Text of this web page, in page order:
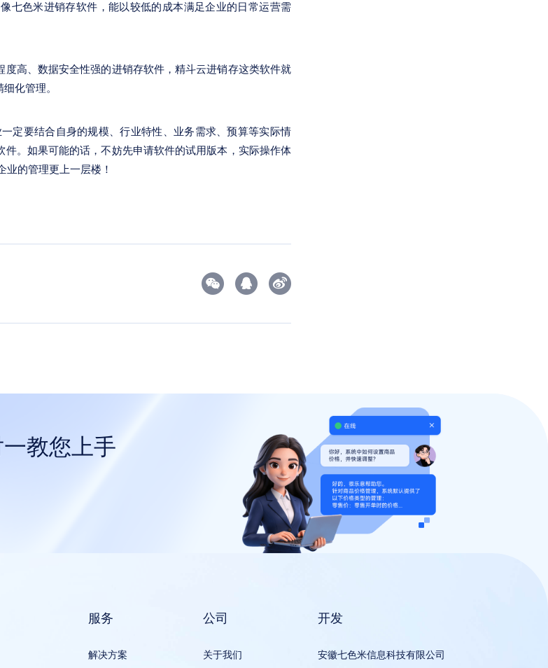
七色米进销存软件，能以较低的成本满足企业的日常运营需
高、数据安全性强的进销存软件，精斗云进销存这类软件就
化管理。
定要结合自身的规模、行业特性、业务需求、预算等实际情
。如果可能的话，不妨先申请软件的试用版本，实际操作体
的管理更上一层楼！
教您上手
服务
解决方案
公司
关于我们
开发
安徽七色米信息科技有限公司